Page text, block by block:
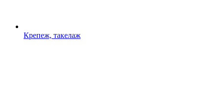
Крепеж, такелаж